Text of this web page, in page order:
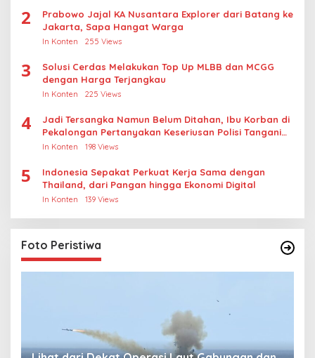
2
Prabowo Jajal KA Nusantara Explorer dari Batang ke
Jakarta, Sapa Hangat Warga
In Konten 255 Views
3
Solusi Cerdas Melakukan Top Up MLBB dan MCGG
dengan Harga Terjangkau
In Konten 225 Views
4
Jadi Tersangka Namun Belum Ditahan, Ibu Korban di
Pekalongan Pertanyakan Keseriusan Polisi Tangani
Kasus Rudapksa Sampai Anaknya Hamil
In Konten 198 Views
5
Indonesia Sepakat Perkuat Kerja Sama dengan
Thailand, dari Pangan hingga Ekonomi Digital
In Konten 139 Views
Foto Peristiwa